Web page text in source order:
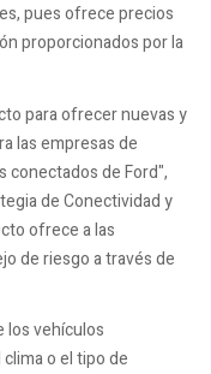
pues ofrece precios
proporcionados por la
para ofrecer nuevas y
las empresas de
conectados de Ford",
de Conectividad y
ofrece a las
de riesgo a través de
los vehículos
o el tipo de